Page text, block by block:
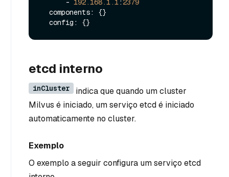
      -
192.168.1.1: 2379
etcd interno
inCluster
indica que quando um cluster
Milvus é iniciado, um serviço etcd é iniciado
automaticamente no cluster.
Exemplo
O exemplo a seguir configura um serviço etcd